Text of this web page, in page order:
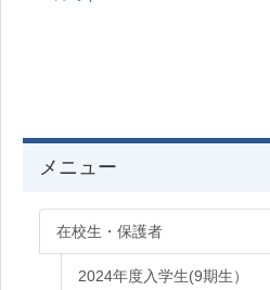
メニュー
在校生・保護者
2024年度入学生(9期生）